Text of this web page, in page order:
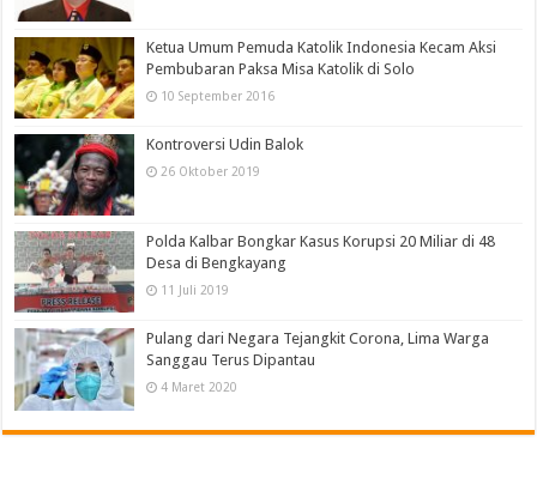
Ketua Umum Pemuda Katolik Indonesia Kecam Aksi
Pembubaran Paksa Misa Katolik di Solo
10 September 2016
Kontroversi Udin Balok
26 Oktober 2019
Polda Kalbar Bongkar Kasus Korupsi 20 Miliar di 48
Desa di Bengkayang
11 Juli 2019
Pulang dari Negara Tejangkit Corona, Lima Warga
Sanggau Terus Dipantau
4 Maret 2020